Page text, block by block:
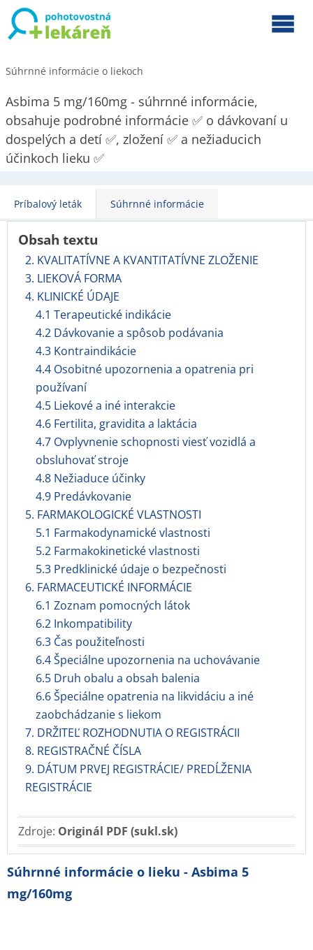
Súhrnné informácie o liekoch
Asbima 5 mg/160mg - súhrnné informácie,
obsahuje podrobné informácie ✅ o dávkovaní u
dospelých a detí ✅, zložení ✅ a nežiaducich
účinkoch lieku ✅
Príbalový leták Súhrnné informácie
Obsah textu
2. KVALITATÍVNE A KVANTITATÍVNE ZLOŽENIE
3. LIEKOVÁ FORMA
4. KLINICKÉ ÚDAJE
4.1 Terapeutické indikácie
4.2 Dávkovanie a spôsob podávania
4.3 Kontraindikácie
4.4 Osobitné upozornenia a opatrenia pri
používaní
4.5 Liekové a iné interakcie
4.6 Fertilita, gravidita a laktácia
4.7 Ovplyvnenie schopnosti viesť vozidlá a
obsluhovať stroje
4.8 Nežiaduce účinky
4.9 Predávkovanie
5. FARMAKOLOGICKÉ VLASTNOSTI
5.1 Farmakodynamické vlastnosti
5.2 Farmakokinetické vlastnosti
5.3 Predklinické údaje o bezpečnosti
6. FARMACEUTICKÉ INFORMÁCIE
6.1 Zoznam pomocných látok
6.2 Inkompatibility
6.3 Čas použiteľnosti
6.4 Špeciálne upozornenia na uchovávanie
6.5 Druh obalu a obsah balenia
6.6 Špeciálne opatrenia na likvidáciu a iné
zaobchádzanie s liekom
7. DRŽITEĽ ROZHODNUTIA O REGISTRÁCII
8. REGISTRAČNÉ ČÍSLA
9. DÁTUM PRVEJ REGISTRÁCIE/ PREDĹŽENIA
REGISTRÁCIE
Zdroje: Originál PDF (sukl.sk)
Súhrnné informácie o lieku - Asbima 5
mg/160mg